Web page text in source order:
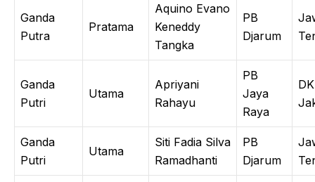
Ganda
Putra
Pratama
Aquino Evano
Keneddy
Tangka
PB
Djarum
Ganda
Putri
Utama
Apriyani
Rahayu
PB
Jaya
Raya
Ganda
Putri
Utama
Siti Fadia Silva
Ramadhanti
PB
Djarum